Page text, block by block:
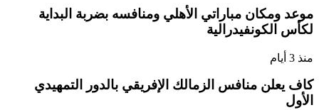
موعد ومكان مباراتي الأهلي ومنافسه بضربة البداية
لكأس الكونفيدرالية
منذ 3 أيام
كاف يعلن منافس الزمالك الإفريقي بالدور التمهيدي
الأول